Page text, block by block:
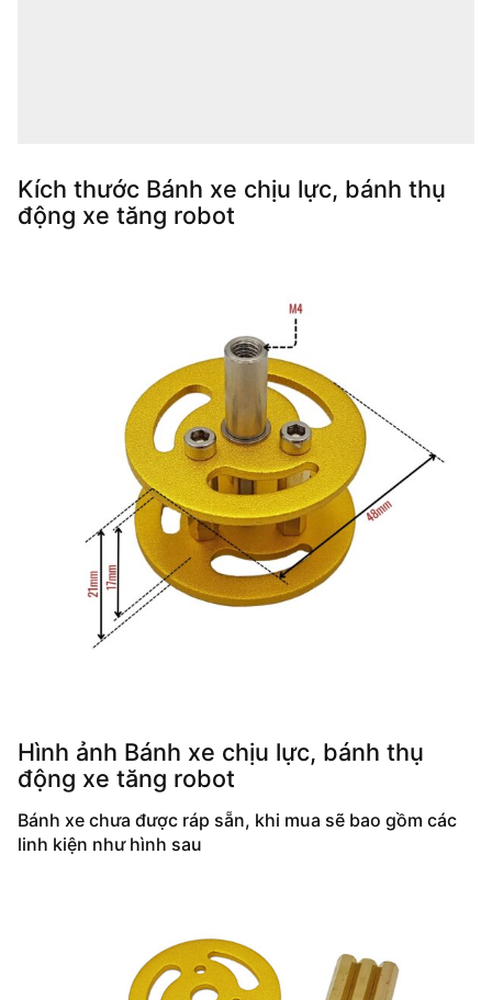
Kích thước Bánh xe chịu lực, bánh thụ
động xe tăng robot
Hình ảnh Bánh xe chịu lực, bánh thụ
động xe tăng robot
Bánh xe chưa được ráp sẵn, khi mua sẽ bao gồm các
linh kiện như hình sau